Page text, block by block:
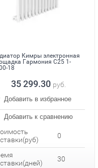
Кимры электронная
Гармония С25 1-
18
35 299.30 руб.
Добавить в избранное
Добавить к сравнению
0
30